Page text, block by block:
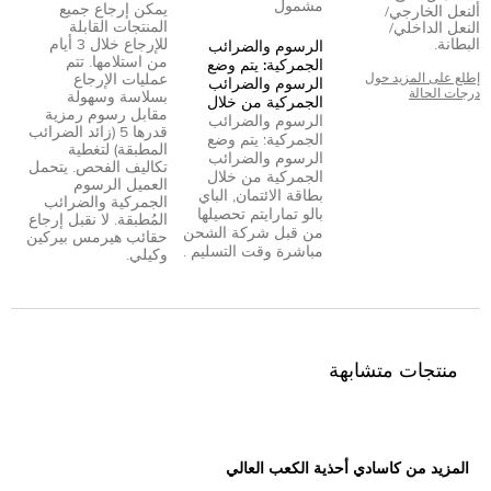
النعل الخارجي/
النعل الداخلي/
البطانة.
إطلع على المزيد حول
درجات الحالة
مشمول
الرسوم والضرائب
الجمركية: يتم وضع
الرسوم والضرائب
الجمركية من خلال
الرسوم والضرائب
الجمركية: يتم وضع
الرسوم والضرائب
الجمركية من خلال
بطاقة الائتمان
الباي
بالو تمارا يتم تحصيلها
من قبل شركة الشحن
مباشرة وقت التسليم .
يمكن إرجاع جميع
المنتجات القابلة
للإرجاع خلال 3 أيام
من استلامها. تتم
عمليات الإرجاع
بسلاسة وسهولة
مقابل رسوم رمزية
قدرها 5 (زائد الضرائب
المطبقة) لتغطية
تكاليف الفحص. يتحمل
العميل الرسوم
الجمركية والضرائب
المُطبقة. لا نقبل إرجاع
حقائب هيرمس بيركين
وكيلي.
منتجات متشابهة
المزيد من كاسادي أحذية الكعب العالي